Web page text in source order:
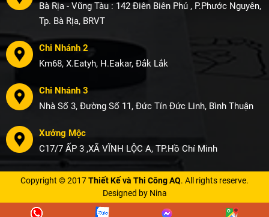
Bà Rịa - Vũng Tàu : 142 Điên Biên Phủ , P.Phước Nguyên,
Tp. Bà Rịa, BRVT
Chi Nhánh 2
Km68, X.Eatyh, H.Eakar, Đắk Lắk
Chi Nhánh 3
Nhà Số 3, Đường Số 11, Đức Tín Đức Linh, Bình Thuận
Xưởng Mộc
C17/7 ẤP 3 ,XÃ VĨNH LỘC A, TP.Hồ Chí Minh
Copyright © 2017Thiết Kế và Thi Công AQ. All rights reserve.
Designed by Nina